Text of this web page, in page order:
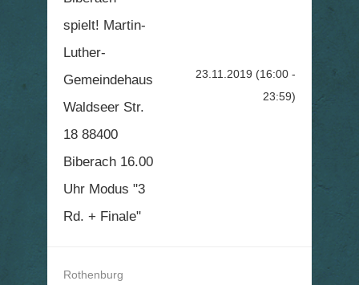
spielt! Martin-
Luther-
Gemeindehaus
Waldseer Str.
18 88400
Biberach 16.00
Uhr Modus "3
Rd. + Finale"
23.11.2019 (16:00 -
23:59)
Rothenburg